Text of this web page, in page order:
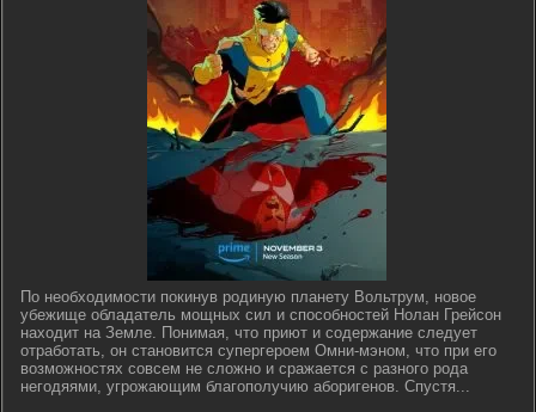
По необходимости покинув родиную планету Вольтрум, новое
убежище обладатель мощных сил и способностей Нолан Грейсон
находит на Земле. Понимая, что приют и содержание следует
отработать, он становится супергероем Омни-мэном, что при его
возможностях совсем не сложно и сражается с разного рода
негодяями, угрожающим благополучию аборигенов. Спустя...